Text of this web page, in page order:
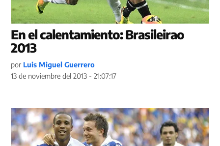
En el calentamiento: Brasileirao
2013
por Luis Miguel Guerrero
13 de noviembre del 2013 - 21:07:17